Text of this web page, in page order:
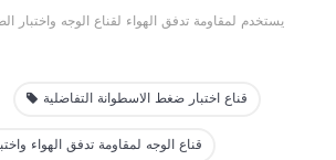
يستخدم لمقاومة تدفق الهواء لقناع الوجه واختبار
قناع اختبار ضغط الاسطوانة التفاضلية
قناع الوجه لمقاومة تدفق الهواء